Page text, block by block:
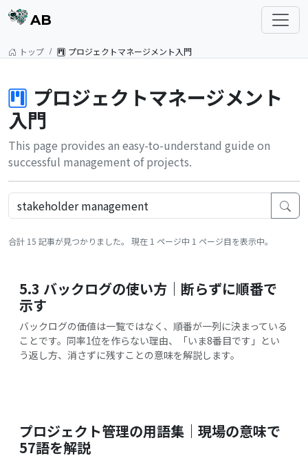
AB
トップ プロジェクトマネージメント入門
プロジェクトマネージメント
入門
This page provides an easy-to-understand guide on
successful management of projects.
合計 15 記事が見つかりました。 現在 1 ページ中 1 ページ目を表示中。
5.3 バックログの使い方｜断らずに順番で
示す
バックログの価値は一覧ではなく、順番が一列に決まっている
ことです。同率1位を作らない理由、「いま8番目です」とい
う返し方、消さずに残すことの意味を解説します。
プロジェクト管理の用語集｜現場の意味で
57語を解説